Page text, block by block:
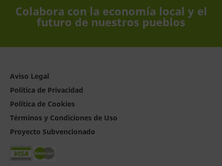
Colabora con la economía local y el
futuro de nuestros pueblos
Aviso Legal
Política de Privacidad
Política de Cookies
Términos y Condiciones de Uso
Proyecto Subvencionado